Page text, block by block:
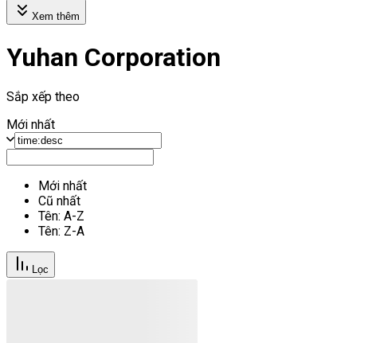
Xem thêm
Yuhan Corporation
Sắp xếp theo
Mới nhất
Mới nhất
Cũ nhất
Tên: A-Z
Tên: Z-A
Lọc